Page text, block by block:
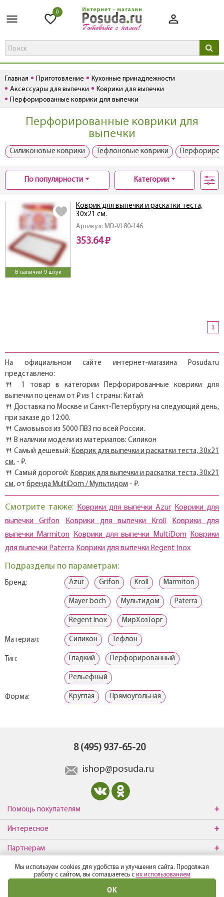
0
Главная Приготовление
Кухонные принадлежности
Аксессуары для выпечки
Коврики для выпечки
Перфорированные коврики для выпечки
Перфорированные коврики для
выпечки
Силиконовые коврики Тефлоновые коврики
По популярности Категории
В наличии 9 штук
Артикул: MD-VL80-146
Коврик для выпечки и раскатки теста,
30х21 см.
353.64 ₽
1
На официальном сайте интернет-магазина Posuda.ru
представлено:
🍴 1 товар в категории Перфорированные коврики для
выпечки по ценам от ₽ из 1 страны: Китай
🍴 Доставка по Москве и Санкт-Петербургу на следующий день,
при заказе до 12:00.
🍴 Самовывоз из 5000 ПВЗ по всей России.
🍴 В наличии модели из материалов: Силикон
🍴 Самый дешевый: Коврик для выпечки и раскатки теста, 30х21
см. - ₽.
🍴 Самый дорогой: Коврик для выпечки и раскатки теста, 30х21
см. от бренда MultiDom / Мультидом - ₽.
Смотрите также: Коврики для выпечки Azur Коврики для
выпечки Grifon
Коврики для выпечки Kroll
Коврики для
выпечки Marmiton Коврики для выпечки MultiDom Коврики
для выпечки Paterra Коврики для выпечки Regent Inox
Подразделы по параметрам:
Бренд: Azur Grifon Kroll Marmiton
Mayer boch Мультидом Paterra
Regent Inox МирХозТорг
Материал: Силикон Тефлон
Тип: Гладкий Перфорированный
Рельефный
Форма: Круглая Прямоугольная
8 (495) 937-65-20
ishop@posuda.ru
Помощь покупателям
Интересное
Партнерам
О компании
Мы используем cookies для удобства и улучшения сайта. Продолжая
работу с сайтом, вы соглашаетесь с их использованием
ОК